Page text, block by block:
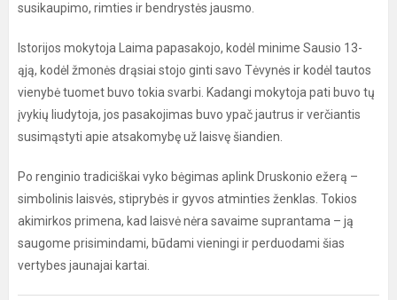
susikaupimo, rimties ir bendrystės jausmo.
Istorijos mokytoja Laima papasakojo, kodėl minime Sausio 13-
ąją, kodėl žmonės drąsiai stojo ginti savo Tėvynės ir kodėl tautos
vienybė tuomet buvo tokia svarbi. Kadangi mokytoja pati buvo tų
įvykių liudytoja, jos pasakojimas buvo ypač jautrus ir verčiantis
susimąstyti apie atsakomybę už laisvę šiandien.
Po renginio tradiciškai vyko bėgimas aplink Druskonio ežerą –
simbolinis laisvės, stiprybės ir gyvos atminties ženklas. Tokios
akimirkos primena, kad laisvė nėra savaime suprantama – ją
saugome prisimindami, būdami vieningi ir perduodami šias
vertybes jaunajai kartai.